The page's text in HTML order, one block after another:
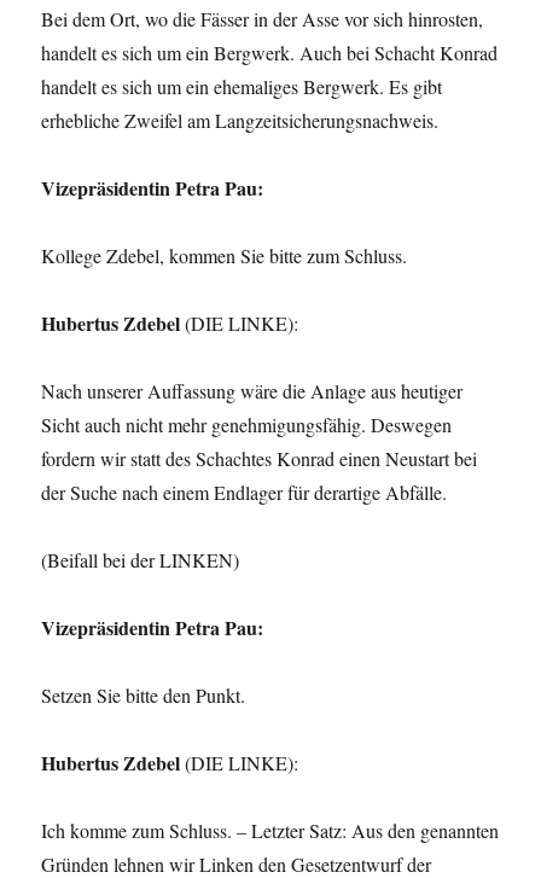
Bei dem Ort, wo die Fässer in der Asse vor sich hinrosten,
handelt es sich um ein Bergwerk. Auch bei Schacht Konrad
handelt es sich um ein ehemaliges Bergwerk. Es gibt
erhebliche Zweifel am Langzeitsicherungsnachweis.
Vizepräsidentin Petra Pau:
Kollege Zdebel, kommen Sie bitte zum Schluss.
Hubertus Zdebel(DIE LINKE):
Nach unserer Auffassung wäre die Anlage aus heutiger
Sicht auch nicht mehr genehmigungsfähig. Deswegen
fordern wir statt des Schachtes Konrad einen Neustart bei
der Suche nach einem Endlager für derartige Abfälle.
(Beifall bei der LINKEN)
Vizepräsidentin Petra Pau:
Setzen Sie bitte den Punkt.
Hubertus Zdebel(DIE LINKE):
Ich komme zum Schluss. – Letzter Satz: Aus den genannten
Gründen lehnen wir Linken den Gesetzentwurf der